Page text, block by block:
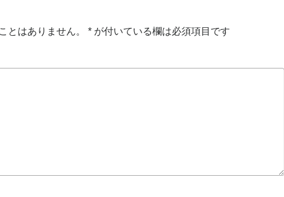
とはありません。 * が付いている欄は必須項目です